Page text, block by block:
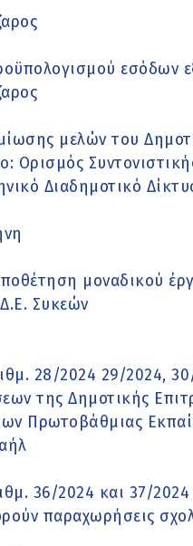
εσόδων
μελών του
Ορισμός
Διαδημοτικό
μοναδικού
Συκεών
28/2024 29/2024,
της Δημοτικής
Πρωτοβάθμιας
36/2024 και 37/
παραχωρήσεις